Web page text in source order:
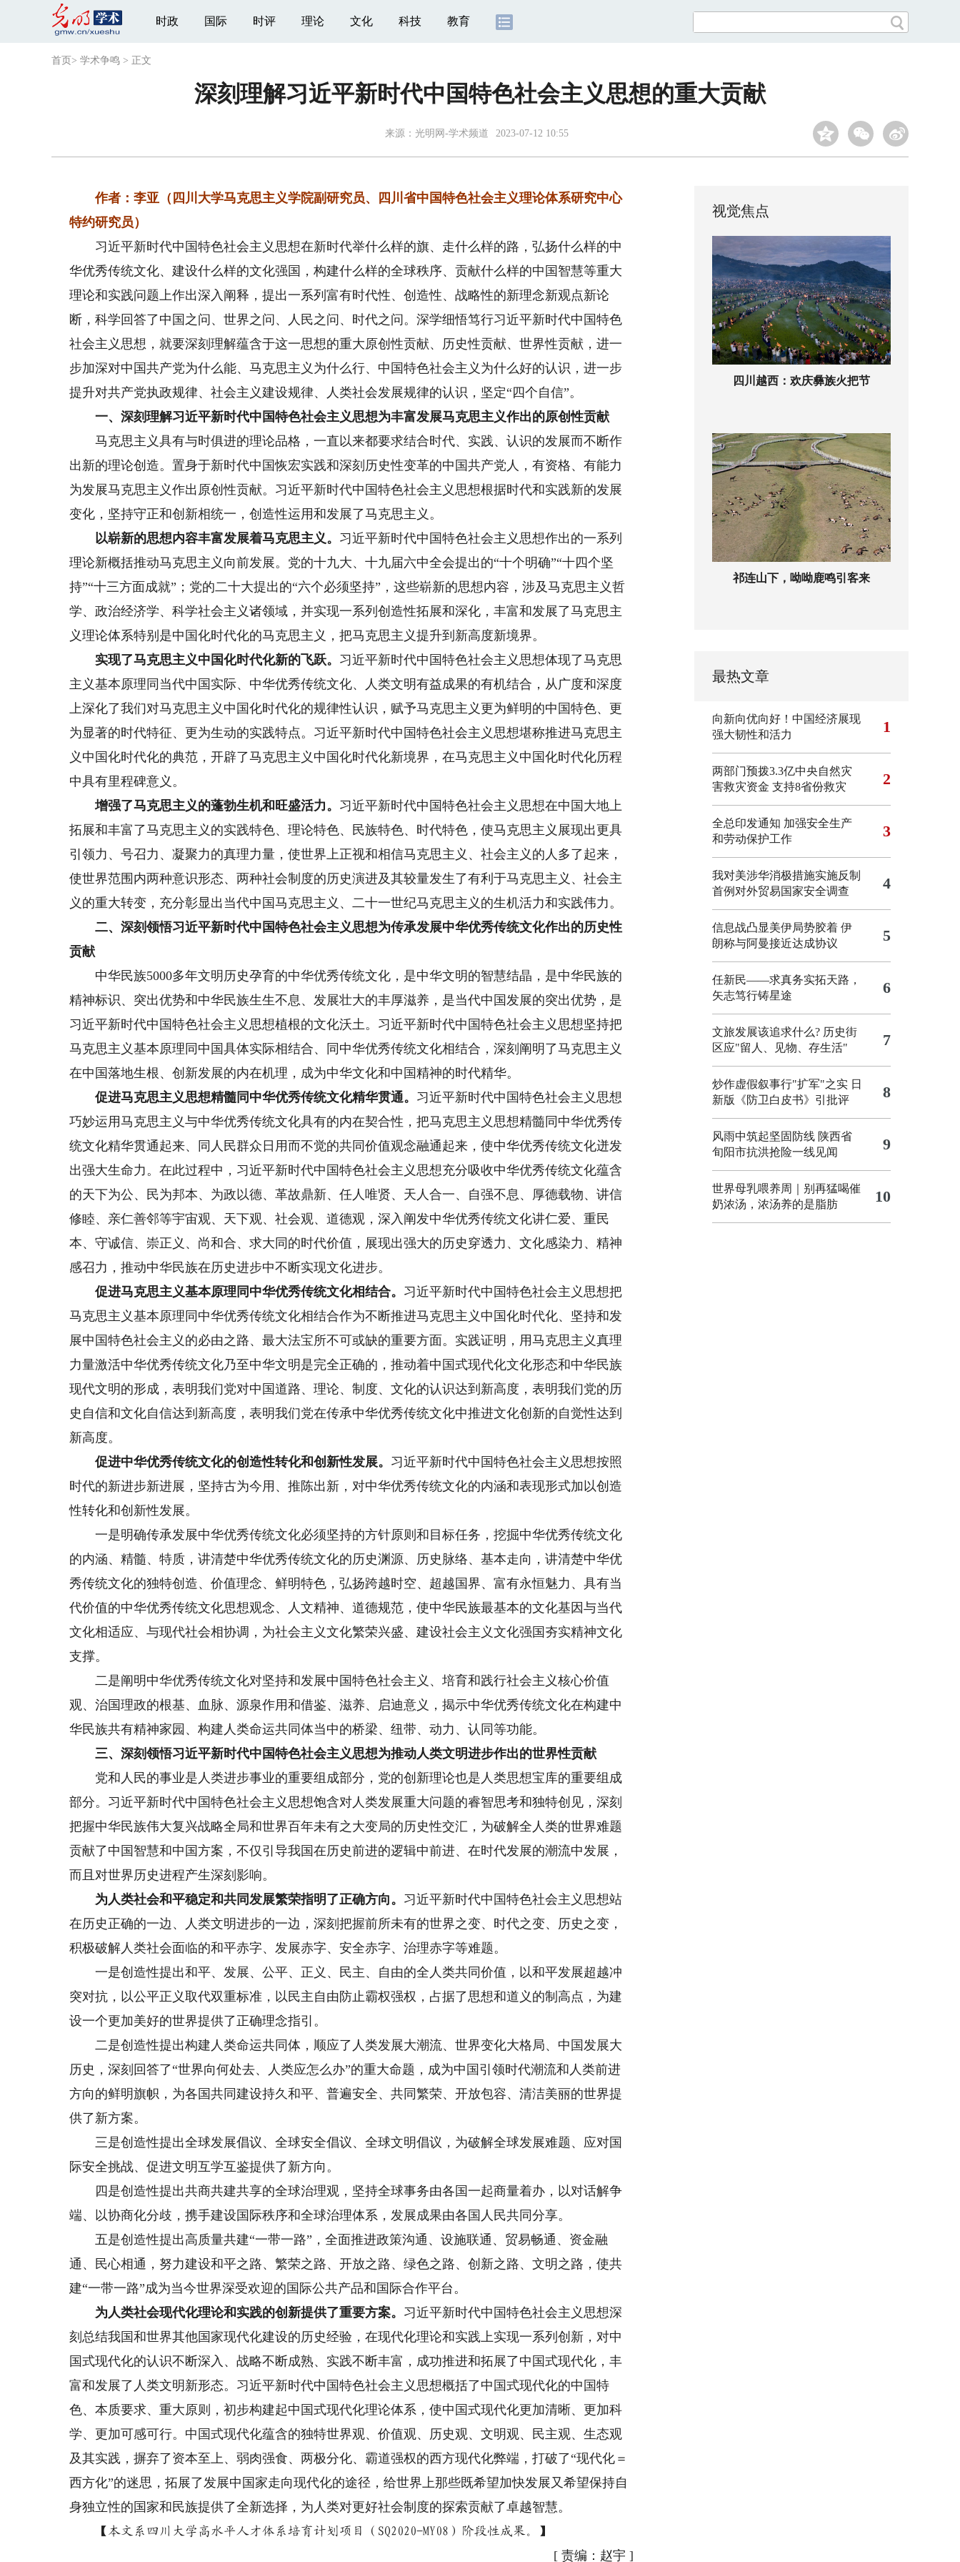
时政 国际 时评 理论 文化 科技 教育
首页 > 学术争鸣 > 正文
深刻理解习近平新时代中国特色社会主义思想的重大贡献
来源： 光明网-学术频道 2023-07-12 10:55
作者：李亚（四川大学马克思主义学院副研究员、四川省中国特色社会主义理论体系研究中心
特约研究员）
习近平新时代中国特色社会主义思想在新时代举什么样的旗、走什么样的路，弘扬什么样的中
华优秀传统文化、建设什么样的文化强国，构建什么样的全球秩序、贡献什么样的中国智慧等重大
理论和实践问题上作出深入阐释，提出一系列富有时代性、创造性、战略性的新理念新观点新论
断，科学回答了中国之问、世界之问、人民之问、时代之问。深学细悟笃行习近平新时代中国特色
社会主义思想，就要深刻理解蕴含于这一思想的重大原创性贡献、历史性贡献、世界性贡献，进一
步加深对中国共产党为什么能、马克思主义为什么行、中国特色社会主义为什么好的认识，进一步
提升对共产党执政规律、社会主义建设规律、人类社会发展规律的认识，坚定“四个自信”。
一、深刻理解习近平新时代中国特色社会主义思想为丰富发展马克思主义作出的原创性贡献
马克思主义具有与时俱进的理论品格，一直以来都要求结合时代、实践、认识的发展而不断作
出新的理论创造。置身于新时代中国恢宏实践和深刻历史性变革的中国共产党人，有资格、有能力
为发展马克思主义作出原创性贡献。习近平新时代中国特色社会主义思想根据时代和实践新的发展
变化，坚持守正和创新相统一，创造性运用和发展了马克思主义。
以崭新的思想内容丰富发展着马克思主义。 习近平新时代中国特色社会主义思想作出的一系列
理论新概括推动马克思主义向前发展。党的十九大、十九届六中全会提出的“十个明确”“十四个坚
持”“十三方面成就”；党的二十大提出的“六个必须坚持”，这些崭新的思想内容，涉及马克思主义哲
学、政治经济学、科学社会主义诸领域，并实现一系列创造性拓展和深化，丰富和发展了马克思主
义理论体系特别是中国化时代化的马克思主义，把马克思主义提升到新高度新境界。
实现了马克思主义中国化时代化新的飞跃。 习近平新时代中国特色社会主义思想体现了马克思
主义基本原理同当代中国实际、中华优秀传统文化、人类文明有益成果的有机结合，从广度和深度
上深化了我们对马克思主义中国化时代化的规律性认识，赋予马克思主义更为鲜明的中国特色、更
为显著的时代特征、更为生动的实践特点。习近平新时代中国特色社会主义思想堪称推进马克思主
义中国化时代化的典范，开辟了马克思主义中国化时代化新境界，在马克思主义中国化时代化历程
中具有里程碑意义。
增强了马克思主义的蓬勃生机和旺盛活力。 习近平新时代中国特色社会主义思想在中国大地上
拓展和丰富了马克思主义的实践特色、理论特色、民族特色、时代特色，使马克思主义展现出更具
引领力、号召力、凝聚力的真理力量，使世界上正视和相信马克思主义、社会主义的人多了起来，
使世界范围内两种意识形态、两种社会制度的历史演进及其较量发生了有利于马克思主义、社会主
义的重大转变，充分彰显出当代中国马克思主义、二十一世纪马克思主义的生机活力和实践伟力。
二、深刻领悟习近平新时代中国特色社会主义思想为传承发展中华优秀传统文化作出的历史性
贡献
中华民族5000多年文明历史孕育的中华优秀传统文化，是中华文明的智慧结晶，是中华民族的
精神标识、突出优势和中华民族生生不息、发展壮大的丰厚滋养，是当代中国发展的突出优势，是
习近平新时代中国特色社会主义思想植根的文化沃土。习近平新时代中国特色社会主义思想坚持把
马克思主义基本原理同中国具体实际相结合、同中华优秀传统文化相结合，深刻阐明了马克思主义
在中国落地生根、创新发展的内在机理，成为中华文化和中国精神的时代精华。
促进马克思主义思想精髓同中华优秀传统文化精华贯通。 习近平新时代中国特色社会主义思想
巧妙运用马克思主义与中华优秀传统文化具有的内在契合性，把马克思主义思想精髓同中华优秀传
统文化精华贯通起来、同人民群众日用而不觉的共同价值观念融通起来，使中华优秀传统文化迸发
出强大生命力。在此过程中，习近平新时代中国特色社会主义思想充分吸收中华优秀传统文化蕴含
的天下为公、民为邦本、为政以德、革故鼎新、任人唯贤、天人合一、自强不息、厚德载物、讲信
修睦、亲仁善邻等宇宙观、天下观、社会观、道德观，深入阐发中华优秀传统文化讲仁爱、重民
本、守诚信、崇正义、尚和合、求大同的时代价值，展现出强大的历史穿透力、文化感染力、精神
感召力，推动中华民族在历史进步中不断实现文化进步。
促进马克思主义基本原理同中华优秀传统文化相结合。 习近平新时代中国特色社会主义思想把
马克思主义基本原理同中华优秀传统文化相结合作为不断推进马克思主义中国化时代化、坚持和发
展中国特色社会主义的必由之路、最大法宝所不可或缺的重要方面。实践证明，用马克思主义真理
力量激活中华优秀传统文化乃至中华文明是完全正确的，推动着中国式现代化文化形态和中华民族
现代文明的形成，表明我们党对中国道路、理论、制度、文化的认识达到新高度，表明我们党的历
史自信和文化自信达到新高度，表明我们党在传承中华优秀传统文化中推进文化创新的自觉性达到
新高度。
促进中华优秀传统文化的创造性转化和创新性发展。 习近平新时代中国特色社会主义思想按照
时代的新进步新进展，坚持古为今用、推陈出新，对中华优秀传统文化的内涵和表现形式加以创造
性转化和创新性发展。
一是明确传承发展中华优秀传统文化必须坚持的方针原则和目标任务，挖掘中华优秀传统文化
的内涵、精髓、特质，讲清楚中华优秀传统文化的历史渊源、历史脉络、基本走向，讲清楚中华优
秀传统文化的独特创造、价值理念、鲜明特色，弘扬跨越时空、超越国界、富有永恒魅力、具有当
代价值的中华优秀传统文化思想观念、人文精神、道德规范，使中华民族最基本的文化基因与当代
文化相适应、与现代社会相协调，为社会主义文化繁荣兴盛、建设社会主义文化强国夯实精神文化
支撑。
二是阐明中华优秀传统文化对坚持和发展中国特色社会主义、培育和践行社会主义核心价值
观、治国理政的根基、血脉、源泉作用和借鉴、滋养、启迪意义，揭示中华优秀传统文化在构建中
华民族共有精神家园、构建人类命运共同体当中的桥梁、纽带、动力、认同等功能。
三、深刻领悟习近平新时代中国特色社会主义思想为推动人类文明进步作出的世界性贡献
党和人民的事业是人类进步事业的重要组成部分，党的创新理论也是人类思想宝库的重要组成
部分。习近平新时代中国特色社会主义思想饱含对人类发展重大问题的睿智思考和独特创见，深刻
把握中华民族伟大复兴战略全局和世界百年未有之大变局的历史性交汇，为破解全人类的世界难题
贡献了中国智慧和中国方案，不仅引导我国在历史前进的逻辑中前进、在时代发展的潮流中发展，
而且对世界历史进程产生深刻影响。
为人类社会和平稳定和共同发展繁荣指明了正确方向。 习近平新时代中国特色社会主义思想站
在历史正确的一边、人类文明进步的一边，深刻把握前所未有的世界之变、时代之变、历史之变，
积极破解人类社会面临的和平赤字、发展赤字、安全赤字、治理赤字等难题。
一是创造性提出和平、发展、公平、正义、民主、自由的全人类共同价值，以和平发展超越冲
突对抗，以公平正义取代双重标准，以民主自由防止霸权强权，占据了思想和道义的制高点，为建
设一个更加美好的世界提供了正确理念指引。
二是创造性提出构建人类命运共同体，顺应了人类发展大潮流、世界变化大格局、中国发展大
历史，深刻回答了“世界向何处去、人类应怎么办”的重大命题，成为中国引领时代潮流和人类前进
方向的鲜明旗帜，为各国共同建设持久和平、普遍安全、共同繁荣、开放包容、清洁美丽的世界提
供了新方案。
三是创造性提出全球发展倡议、全球安全倡议、全球文明倡议，为破解全球发展难题、应对国
际安全挑战、促进文明互学互鉴提供了新方向。
四是创造性提出共商共建共享的全球治理观，坚持全球事务由各国一起商量着办，以对话解争
端、以协商化分歧，携手建设国际秩序和全球治理体系，发展成果由各国人民共同分享。
五是创造性提出高质量共建“一带一路”，全面推进政策沟通、设施联通、贸易畅通、资金融
通、民心相通，努力建设和平之路、繁荣之路、开放之路、绿色之路、创新之路、文明之路，使共
建“一带一路”成为当今世界深受欢迎的国际公共产品和国际合作平台。
为人类社会现代化理论和实践的创新提供了重要方案。 习近平新时代中国特色社会主义思想深
刻总结我国和世界其他国家现代化建设的历史经验，在现代化理论和实践上实现一系列创新，对中
国式现代化的认识不断深入、战略不断成熟、实践不断丰富，成功推进和拓展了中国式现代化，丰
富和发展了人类文明新形态。习近平新时代中国特色社会主义思想概括了中国式现代化的中国特
色、本质要求、重大原则，初步构建起中国式现代化理论体系，使中国式现代化更加清晰、更加科
学、更加可感可行。中国式现代化蕴含的独特世界观、价值观、历史观、文明观、民主观、生态观
及其实践，摒弃了资本至上、弱肉强食、两极分化、霸道强权的西方现代化弊端，打破了“现代化＝
西方化”的迷思，拓展了发展中国家走向现代化的途径，给世界上那些既希望加快发展又希望保持自
身独立性的国家和民族提供了全新选择，为人类对更好社会制度的探索贡献了卓越智慧。
【本文系四川大学高水平人才体系培育计划项目（SQ2020-MY08）阶段性成果。】
[ 责编：赵宇 ]
视觉焦点
四川越西：欢庆彝族火把节
祁连山下，呦呦鹿鸣引客来
最热文章
向新向优向好！中国经济展现
强大韧性和活力
1
两部门预拨3.3亿中央自然灾
害救灾资金 支持8省份救灾
2
全总印发通知 加强安全生产
和劳动保护工作
3
我对美涉华消极措施实施反制
首例对外贸易国家安全调查
4
信息战凸显美伊局势胶着 伊
朗称与阿曼接近达成协议
5
任新民——求真务实拓天路，
矢志笃行铸星途
6
文旅发展该追求什么? 历史街
区应"留人、见物、存生活"
7
炒作虚假叙事行"扩军"之实 日
新版《防卫白皮书》引批评
8
风雨中筑起坚固防线 陕西省
旬阳市抗洪抢险一线见闻
9
世界母乳喂养周｜别再猛喝催
奶浓汤，浓汤养的是脂肪
10